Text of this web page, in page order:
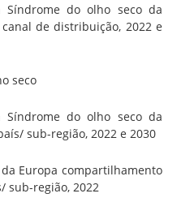
do olho seco da
de distribuição, 2022 e
seco
do olho seco da
sub-região, 2022 e 2030
Europa compartilhamento
sub-região, 2022